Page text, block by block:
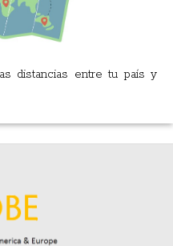
distancias entre tu país y